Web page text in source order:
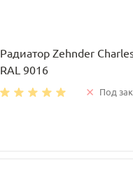
Радиатор Zehnder
RAL 9016
Под